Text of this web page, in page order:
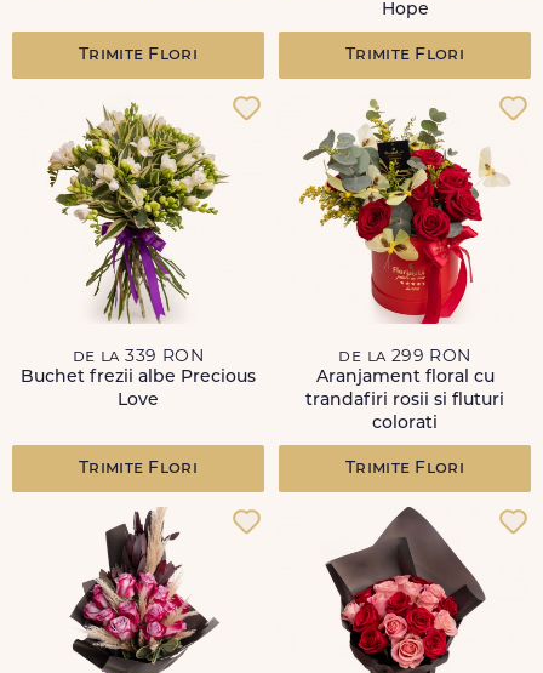
Trimite Flori
Hope
Trimite Flori
de la 339 RON
Buchet frezii albe Precious
Love
Trimite Flori
de la 299 RON
Aranjament floral cu
trandafiri rosii si fluturi
colorati
Trimite Flori